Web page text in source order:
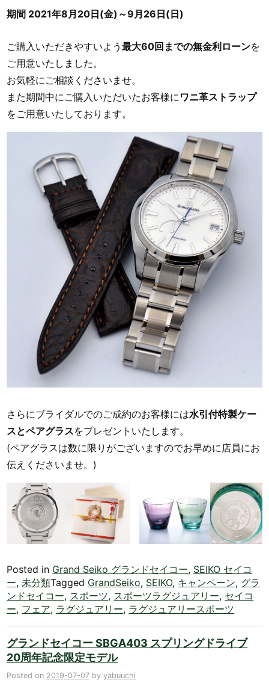
期間 2021年8月20日(金)～9月26日(日)
ご購入いただきやすいよう最大60回までの無金利ローンを
ご用意いたしました。
お気軽にご相談くださいませ。
また期間中にご購入いただいたお客様に ワニ革ストラップ
をご用意いたしております。
さらにブライダルでのご成約のお客様には水引付特製ケー
スとペアグラスをプレゼントいたします。
(ペアグラスは数に限りがございますのでお早めに店員にお
伝えくださいませ。)
Posted in Grand Seiko グランドセイコー, SEIKO セイコ
ー,未分類Tagged GrandSeiko, SEIKO, キャンペーン, グラ
ンドセイコー, スポーツ, スポーツラグジュアリー, セイコ
ー, フェア, ラグジュアリー, ラグジュアリースポーツ
グランドセイコー SBGA403 スプリングドライブ
20周年記念限定モデル
Posted on 2019-07-07 byyabuuchi